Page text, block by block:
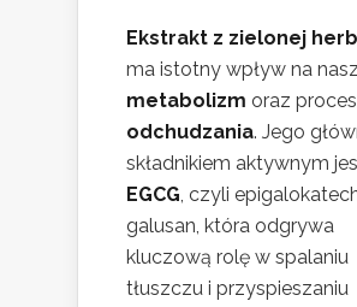
Ekstrakt z zielonej
ma istotny wpływ na nasz
metabolizm oraz proces
odchudzania. Jego
składnikiem aktywnym
EGCG, czyli
galusan, która odgrywa
kluczową rolę w spalaniu
tłuszczu i przyspieszaniu